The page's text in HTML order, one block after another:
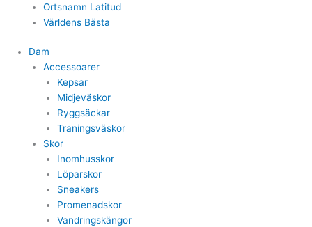
Ortsnamn Latitud
Världens Bästa
Dam
Accessoarer
Kepsar
Midjeväskor
Ryggsäckar
Träningsväskor
Skor
Inomhusskor
Löparskor
Sneakers
Promenadskor
Vandringskängor